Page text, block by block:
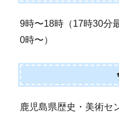
9時〜18時（17時30分
0時〜）
鹿児島県歴史・美術セ